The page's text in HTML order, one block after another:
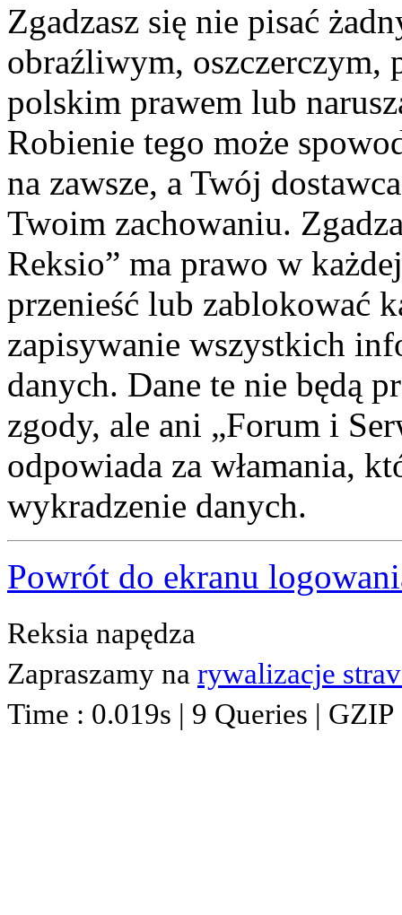
Zgadzasz się nie pisać
obraźliwym, oszczerczym,
polskim prawem lub
Robienie tego może
na zawsze, a Twój
Twoim zachowaniu.
Reksio” ma prawo w
przenieść lub zablokować
zapisywanie wszystkich
danych. Dane te nie będą
zgody, ale ani „Forum i
odpowiada za włamania,
wykradzenie danych.
Powrót do ekranu
Reksia napędza
Zapraszamy na rywalizacje
Time : 0.019s | 9 Queries |